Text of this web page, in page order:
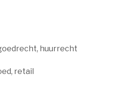
huurrecht
retail